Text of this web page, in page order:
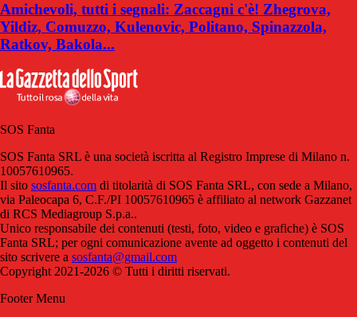
Amichevoli, tutti i segnali: Zaccagni c'è! Zhegrova,
Yildiz, Comuzzo, Kulenovic, Politano, Spinazzola,
Ratkov, Bakola...
SOS Fanta
SOS Fanta SRL è una società iscritta al Registro Imprese di Milano n.
10057610965.
Il sito sosfanta.com di titolarità di SOS Fanta SRL, con sede a Milano,
via Paleocapa 6, C.F./PI 10057610965 è affiliato al network Gazzanet
di RCS Mediagroup S.p.a..
Unico responsabile dei contenuti (testi, foto, video e grafiche) è SOS
Fanta SRL; per ogni comunicazione avente ad oggetto i contenuti del
sito scrivere a sosfanta@gmail.com
Copyright 2021-2026 © Tutti i diritti riservati.
Footer Menu